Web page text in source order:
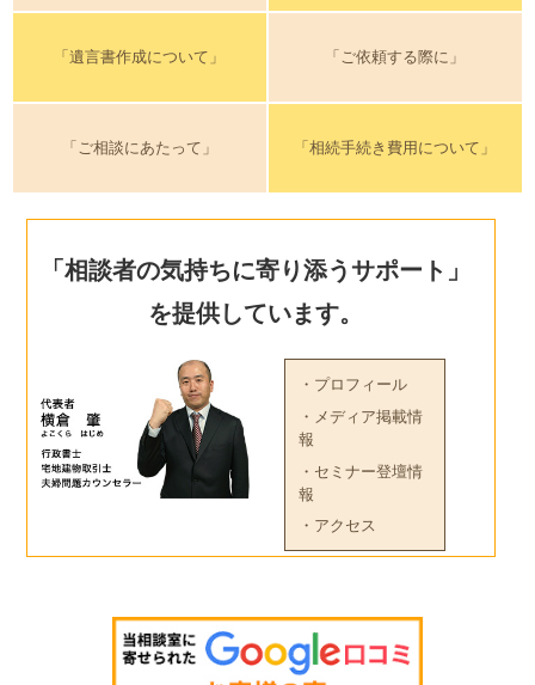
「遺言書作成について」 「ご依頼する際に」
「ご相談にあたって」 「相続手続き費用について」
「相談者の気持ちに寄り添うサポート」
を提供しています。
・プロフィール
・メディア掲載情
報
・セミナー登壇情
報
・アクセス